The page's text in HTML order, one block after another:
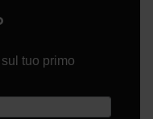
tuo primo